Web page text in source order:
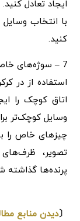
ایجاد تعادل کنید.
با انتخاب
کنید.
7 – سوژه‌های خاص
استفاده از در
اتاق کوچک را
وسایل کوچک‌تر
چیزهای خاص را
تصویر،
پرنده‌ها گذاشته
〔دیدن منابع